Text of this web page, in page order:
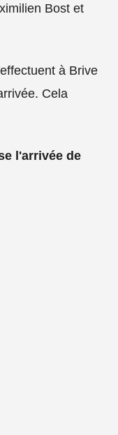
Bost et
à Brive
Cela
l'arrivée de